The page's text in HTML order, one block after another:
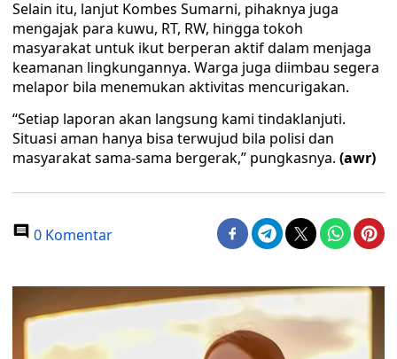
Selain itu, lanjut Kombes Sumarni, pihaknya juga
mengajak para kuwu, RT, RW, hingga tokoh
masyarakat untuk ikut berperan aktif dalam menjaga
keamanan lingkungannya. Warga juga diimbau segera
melapor bila menemukan aktivitas mencurigakan.
“Setiap laporan akan langsung kami tindaklanjuti.
Situasi aman hanya bisa terwujud bila polisi dan
masyarakat sama-sama bergerak,” pungkasnya. (awr)
0 Komentar